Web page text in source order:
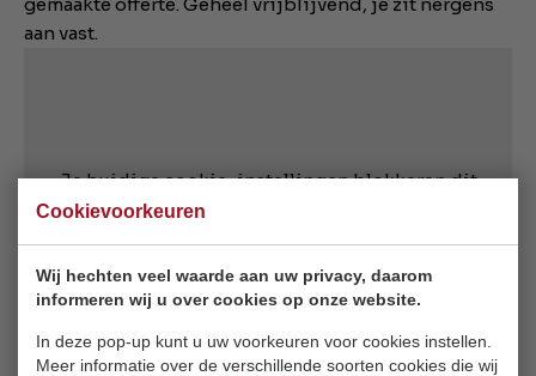
Cookievoorkeuren
Wij hechten veel waarde aan uw privacy, daarom
informeren wij u over cookies op onze website.
In deze pop-up kunt u uw voorkeuren voor cookies instellen.
Meer informatie over de verschillende soorten cookies die wij
aan vast.
Je huidige cookie-instellingen blokkeren dit
onderdeel. Pas je cookie-instellingen aan om
Cookie-instellingen wijzigen